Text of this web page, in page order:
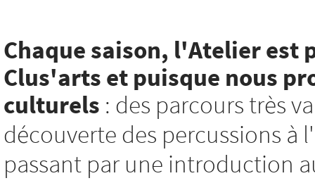
Chaque saison, l'Atelier
Clus'arts et puisque nous
culturels : des parcours très
découverte des percussions
passant par une introduction